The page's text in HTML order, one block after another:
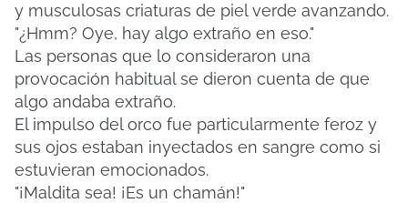
y musculosas criaturas de piel verde avanzando.
"¿Hmm? Oye, hay algo extraño en eso."
Las personas que lo consideraron una
provocación habitual se dieron cuenta de que
algo andaba extraño.
El impulso del orco fue particularmente feroz y
sus ojos estaban inyectados en sangre como si
estuvieran emocionados.
"¡Maldita sea! ¡Es un chamán!"